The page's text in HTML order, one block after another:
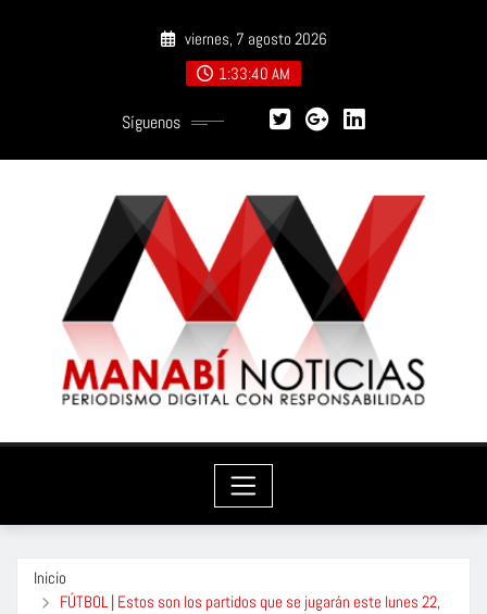
viernes, 7 agosto 2026
1:33:41 AM
Síguenos
Inicio
FÚTBOL | Estos son los partidos que se jugarán este lunes 22,